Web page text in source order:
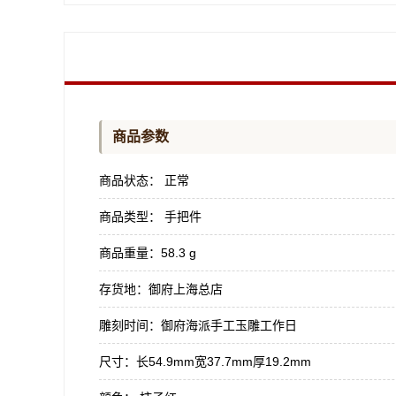
商品参数
商品状态： 正常
商品类型： 手把件
商品重量： 58.3 g
存货地： 御府上海总店
雕刻时间： 御府海派手工玉雕工作日
尺寸： 长54.9mm宽37.7mm厚19.2mm